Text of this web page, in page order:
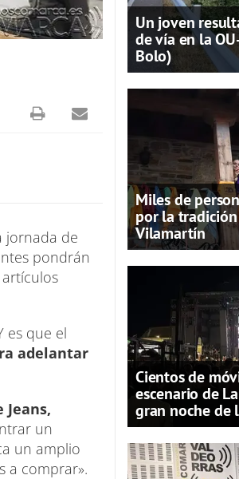
jornada de
pondrán
es que el
adelantar
Jeans,
un
un amplio
a comprar».
Un joven
de vía en la
Bolo)
Miles de
por la
Vilamartín
Cientos de
escenario de
gran noche de